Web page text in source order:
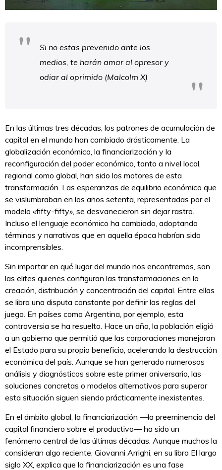
Si no estas prevenido ante los
medios, te harán amar al opresor y
odiar al oprimido (Malcolm X)
En las últimas tres décadas, los patrones de acumulación de
capital en el mundo han cambiado drásticamente. La
globalización económica, la financiarización y la
reconfiguración del poder económico, tanto a nivel local,
regional como global, han sido los motores de esta
transformación. Las esperanzas de equilibrio económico que
se vislumbraban en los años setenta, representadas por el
modelo «fifty-fifty», se desvanecieron sin dejar rastro.
Incluso el lenguaje económico ha cambiado, adoptando
términos y narrativas que en aquella época habrían sido
incomprensibles.
Sin importar en qué lugar del mundo nos encontremos, son
las elites quienes configuran las transformaciones en la
creación, distribución y concentración del capital. Entre ellas
se libra una disputa constante por definir las reglas del
juego. En países como Argentina, por ejemplo, esta
controversia se ha resuelto. Hace un año, la población eligió
a un gobierno que permitió que las corporaciones manejaran
el Estado para su propio beneficio, acelerando la destrucción
económica del país. Aunque se han generado numerosos
análisis y diagnósticos sobre este primer aniversario, las
soluciones concretas o modelos alternativos para superar
esta situación siguen siendo prácticamente inexistentes.
En el ámbito global, la financiarización —la preeminencia del
capital financiero sobre el productivo— ha sido un
fenómeno central de las últimas décadas. Aunque muchos la
consideran algo reciente, Giovanni Arrighi, en su libro El largo
siglo XX, explica que la financiarización es una fase